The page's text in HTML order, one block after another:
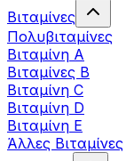
Βιταμίνες
Πολυβιταμίνες
Βιταμίνη Α
Βιταμίνες Β
Βιταμίνη C
Βιταμίνη D
Βιταμίνη Ε
Άλλες Βιταμίνες